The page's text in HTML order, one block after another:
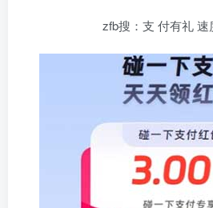
zfb搜：支 付有礼 速